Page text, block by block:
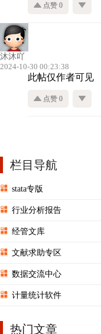
点赞 0
沐沐吖
2024-10-30 00:23:38
此帖仅作者可见
点赞 0
栏目导航
stata专版
行业分析报告
经管文库
文献求助专区
数据交流中心
计量统计软件
热门文章